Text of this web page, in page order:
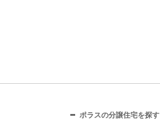
ポラスの分譲住宅を探す